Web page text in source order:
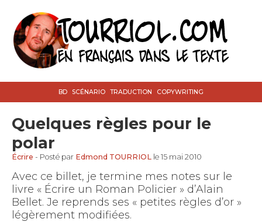
BD SCÉNARIO TRADUCTION COPYWRITING
Quelques règles pour le
polar
Écrire - Posté par Edmond TOURRIOL le 15 mai 2010
Avec ce billet, je termine mes notes sur le
livre « Écrire un Roman Policier » d’Alain
Bellet. Je reprends ses « petites règles d’or »
légèrement modifiées.